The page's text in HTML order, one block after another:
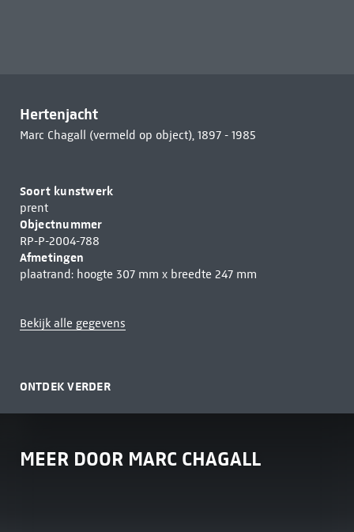
Hertenjacht
Marc Chagall (vermeld op object), 1897 - 1985
Soort kunstwerk
prent
Objectnummer
RP-P-2004-788
Afmetingen
plaatrand: hoogte 307 mm x breedte 247 mm
Bekijk alle gegevens
ONTDEK VERDER
MEER DOOR MARC CHAGALL